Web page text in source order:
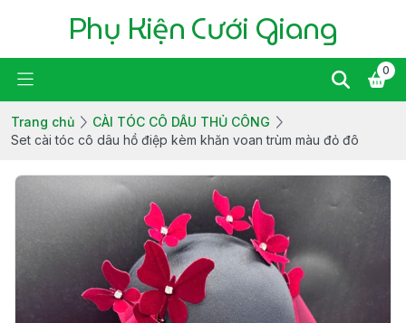
Phụ Kiện Cưới Giang
0
Trang chủ
CÀI TÓC CÔ DÂU THỦ CÔNG
Set cài tóc cô dâu hồ điệp kèm khăn voan trùm màu đỏ đô